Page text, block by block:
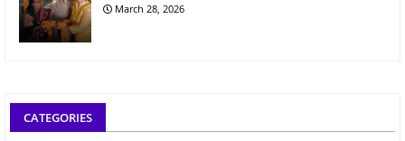
March 28, 2026
CATEGORIES